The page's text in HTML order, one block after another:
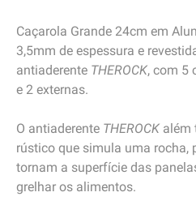
Caçarola Grande 24cm em
3,5mm de espessura e
antiaderente THEROCK, com 5
e 2 externas.
O antiaderente THEROCK além
rústico que simula uma rocha,
tornam a superfície das
grelhar os alimentos.